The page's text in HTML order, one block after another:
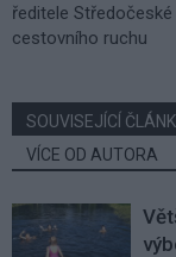
ředitele
cestovního ruchu
SOUVISEJÍCÍ
VÍCE OD AUTORA